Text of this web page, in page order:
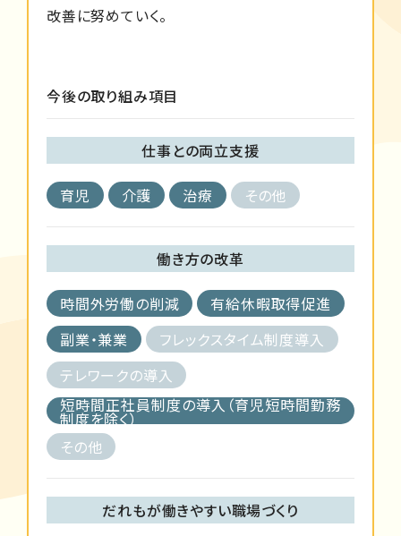
改善に努めていく。
今後の取り組み項目
仕事との両立支援
育児 介護 治療 その他
働き方の改革
時間外労働の削減
有給休暇取得促進
副業・兼業
フレックスタイム制度導入
テレワークの導入
短時間正社員制度の導入（育児短時間勤務
制度を除く）
その他
だれもが働きやすい職場づくり